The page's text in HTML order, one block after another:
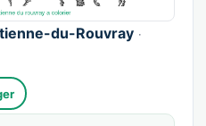
du-Rouvray ·